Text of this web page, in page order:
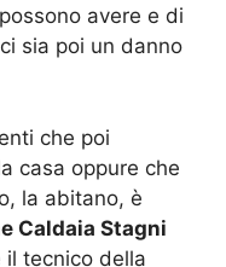
avere e di
sia poi un danno
che poi
casa oppure che
la abitano, è
Caldaia Stagni
il tecnico della